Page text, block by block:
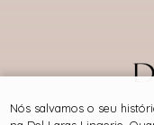
Nós salvamos o seu